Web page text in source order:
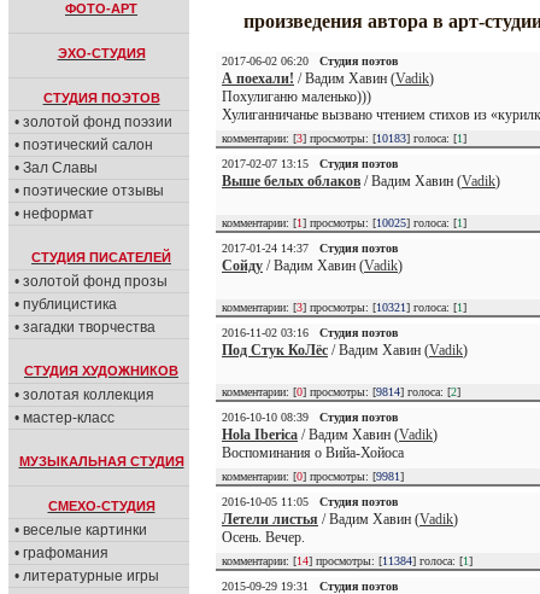
ФОТО-АРТ
ЭХО-СТУДИЯ
СТУДИЯ ПОЭТОВ
• золотой фонд поэзии
• поэтический салон
• Зал Славы
• поэтические отзывы
• неформат
СТУДИЯ ПИСАТЕЛЕЙ
• золотой фонд прозы
• публицистика
• загадки творчества
СТУДИЯ ХУДОЖНИКОВ
• золотая коллекция
• мастер-класс
МУЗЫКАЛЬНАЯ СТУДИЯ
СМЕХО-СТУДИЯ
• веселые картинки
• графомания
• литературные игры
произведения автора в арт-
2017-06-02 06:20 Студия поэтов
А поехали! / Вадим Хавин (Vadik)
Похулиганю маленько)))
Хулиганничанье вызвано чтением стихов из
комментарии: [3] просмотры: [10183] голоса: [1]
2017-02-07 13:15
Студия поэтов
Выше белых облаков / Вадим Хавин (Vadik)
комментарии: [1] просмотры: [10025] голоса: [1]
2017-01-24 14:37
Студия поэтов
Сойду / Вадим Хавин (Vadik)
комментарии: [3] просмотры: [10321] голоса: [1]
2016-11-02 03:16
Студия поэтов
Под Стук КоЛёс / Вадим Хавин (Vadik)
комментарии: [0] просмотры: [9814] голоса: [2]
2016-10-10 08:39
Студия поэтов
Hola Iberica / Вадим Хавин (Vadik)
Воспоминания о Вийа-Хойоса
комментарии: [0] просмотры: [9981]
2016-10-05 11:05
Студия поэтов
Летели листья / Вадим Хавин (Vadik)
Осень. Вечер.
комментарии: [14] просмотры: [11384] голоса: [1]
2015-09-29 19:31
Студия поэтов